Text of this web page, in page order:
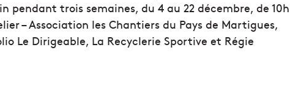
pendant trois semaines, du 4 au 22 décembre, de 10h
– Association les Chantiers du Pays de Martigues,
Le Dirigeable, La Recyclerie Sportive et Régie